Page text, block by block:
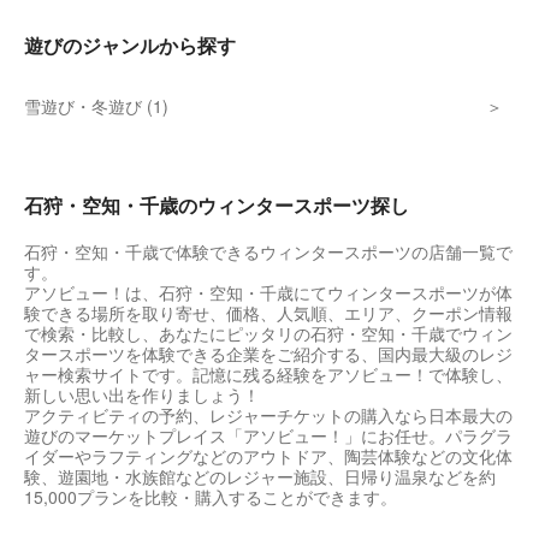
遊びのジャンルから探す
雪遊び・冬遊び (1)
石狩・空知・千歳のウィンタースポーツ探し
石狩・空知・千歳で体験できるウィンタースポーツの店舗一覧で
す。
アソビュー！は、石狩・空知・千歳にてウィンタースポーツが体
験できる場所を取り寄せ、価格、人気順、エリア、クーポン情報
で検索・比較し、あなたにピッタリの石狩・空知・千歳でウィン
タースポーツを体験できる企業をご紹介する、国内最大級のレジ
ャー検索サイトです。記憶に残る経験をアソビュー！で体験し、
新しい思い出を作りましょう！
アクティビティの予約、レジャーチケットの購入なら日本最大の
遊びのマーケットプレイス「アソビュー！」にお任せ。パラグラ
イダーやラフティングなどのアウトドア、陶芸体験などの文化体
験、遊園地・水族館などのレジャー施設、日帰り温泉などを約
15,000プランを比較・購入することができます。